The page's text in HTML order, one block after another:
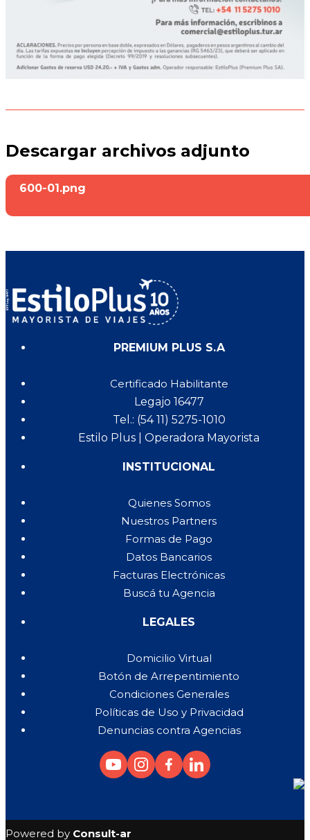
Descargar archivos adjunto
600-01.png
PREMIUM PLUS S.A
Certificado Habilitante
Legajo 16477
Tel.: (54 11) 5275-1010
Estilo Plus | Operadora Mayorista
INSTITUCIONAL
Quienes Somos
Nuestros Partners
Formas de Pago
Datos Bancarios
Facturas Electrónicas
Buscá tu Agencia
LEGALES
Domicilio Virtual
Botón de Arrepentimiento
Condiciones Generales
Políticas de Uso y Privacidad
Denuncias contra Agencias
Powered by Consult-ar